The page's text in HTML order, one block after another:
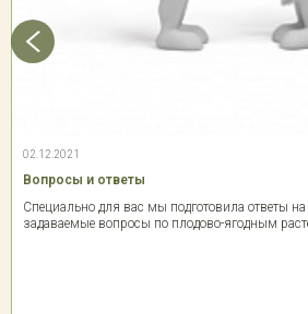
02.12.2021
Вопросы и ответы
Специально для вас мы подготовила ответы на
задаваемые вопросы по плодово-ягодным